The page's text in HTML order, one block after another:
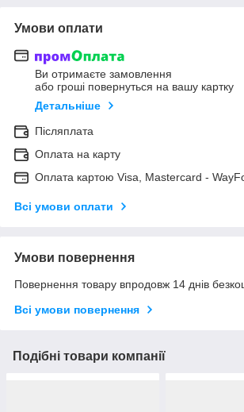
Умови оплати
Ви отримаєте замовлення
або гроші повернуться на вашу картку
Детальніше
Післяплата
Оплата на карту
Оплата картою Visa, Mastercard -
Всі умови оплати
Умови повернення
Повернення товару впродовж 14 днів
Всі умови повернення
Подібні товари компанії